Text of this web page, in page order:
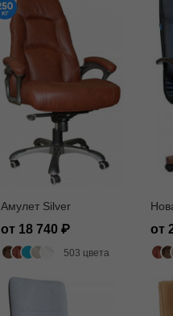
Амулет Silver
от 18 740
503 цвета
от